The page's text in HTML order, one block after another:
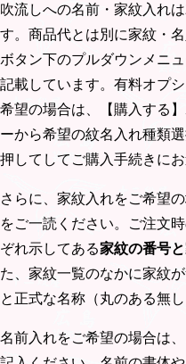
吹流しへの名前・家紋入れ
す。商品代とは別に家紋・
ボタン下のプルダウンメニ
記載しています。有料オプ
希望の場合は、【購入する
ーから希望の紋名入れ種類
押してしてご購入手続きにお
さらに、家紋入れをご希望
をご一読ください。ご注文
ぞれ示してある家紋の番号
た、家紋一覧のなかに家紋
と正式な名称（丸のある無
名前入れをご希望の場合は